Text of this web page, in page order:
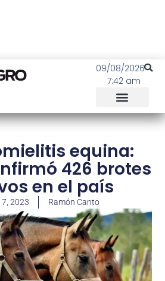
09/08/2026
7:42 am
equina:
426 brotes
en el país
2023 Ramón Canto